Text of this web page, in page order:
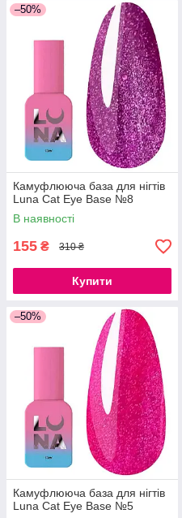
–50%
Камуфлююча база для нігтів
Luna Cat Eye Base №8
В наявності
155 ₴ 310 ₴
Купити
–50%
Камуфлююча база для нігтів
Luna Cat Eye Base №5